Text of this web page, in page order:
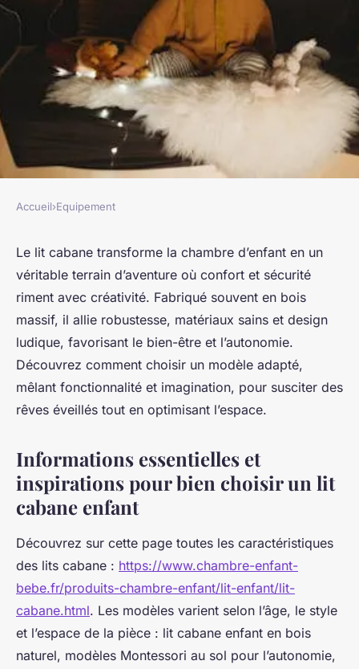
EQUIPEMENT
Lit cabane : faites rêver vos
enfants avec style et confort
Léo•11 juin 2025•5 min de lecture
Accueil›Equipement
Le lit cabane transforme la chambre d’enfant en un
véritable terrain d’aventure où confort et sécurité
riment avec créativité. Fabriqué souvent en bois
massif, il allie robustesse, matériaux sains et design
ludique, favorisant le bien-être et l’autonomie.
Découvrez comment choisir un modèle adapté,
mêlant fonctionnalité et imagination, pour susciter des
rêves éveillés tout en optimisant l’espace.
Informations essentielles et
inspirations pour bien choisir un lit
cabane enfant
Découvrez sur cette page toutes les caractéristiques
des lits cabane : https://www.chambre-enfant-
bebe.fr/produits-chambre-enfant/lit-enfant/lit-
cabane.html. Les modèles varient selon l’âge, le style
et l’espace de la pièce : lit cabane enfant en bois
naturel, modèles Montessori au sol pour l’autonomie,